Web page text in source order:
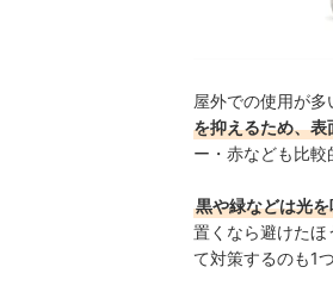
屋外での使用が多
を抑えるため、
ー・赤なども比較
黒や緑などは光
置くなら避けたほ
て対策するのも1